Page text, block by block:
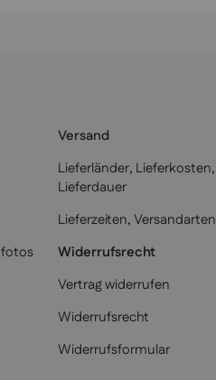
Versand
Lieferländer, Lieferkosten,
Lieferdauer
Lieferzeiten, Versandarten
Widerrufsrecht
Vertrag widerrufen
Widerrufsrecht
Widerrufsformular